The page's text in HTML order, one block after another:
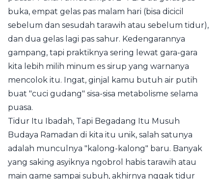
buka, empat gelas pas malam hari (bisa dicicil
sebelum dan sesudah tarawih atau sebelum tidur),
dan dua gelas lagi pas sahur. Kedengarannya
gampang, tapi praktiknya sering lewat gara-gara
kita lebih milih minum es sirup yang warnanya
mencolok itu. Ingat, ginjal kamu butuh air putih
buat "cuci gudang" sisa-sisa metabolisme selama
puasa.
Tidur Itu Ibadah, Tapi Begadang Itu Musuh
Budaya Ramadan di kita itu unik, salah satunya
adalah munculnya "kalong-kalong" baru. Banyak
yang saking asyiknya ngobrol habis tarawih atau
main game sampai subuh, akhirnya nggak tidur